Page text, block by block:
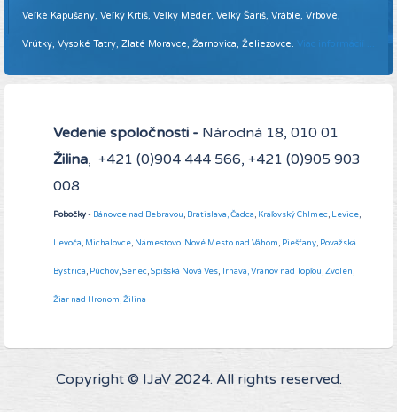
Veľké Kapušany, Veľký Krtíš, Veľký Meder, Veľký Šariš, Vráble, Vrbové,
Vrútky, Vysoké Tatry, Zlaté Moravce, Žarnovica, Želiezovce. Viac informácií ...
Vedenie spoločnosti - Národná 18, 010 01
Žilina, +421 (0)904 444 566, +421 (0)905 903
008
Pobočky- Bánovce nad Bebravou, Bratislava,Čadca, Kráľovský Chlmec, Levice,
Levoča, Michalovce, Námestovo. Nové Mesto nad Váhom, Piešťany, Považská
Bystrica, Púchov,Senec,Spišská Nová Ves,Trnava,Vranov nad Topľou,Zvolen,
Žiar nad Hronom,Žilina
Copyright © IJaV 2024. All rights reserved.